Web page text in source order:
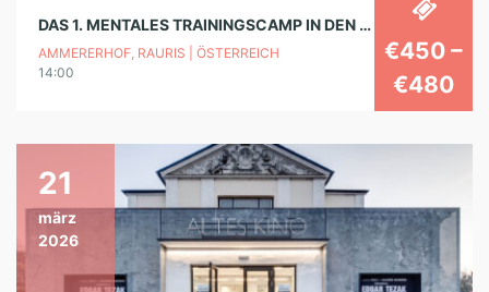
DAS 1. MENTALES TRAININGSCAMP IN DEN BERGEN
AMMERERHOF, RAURIS | ÖSTERREICH
14:00
€450 –
€480
21
märz
2026